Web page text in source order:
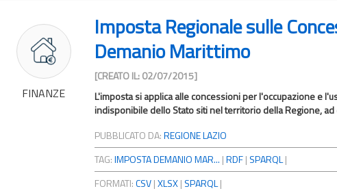
FINANZE
Imposta Regionale sulle
Demanio Marittimo
[CREATO IL: 02/07/2015]
L'imposta si applica alle concessioni per l'occupazione e
indisponibile dello Stato siti nel territorio della Regione, ad
PUBBLICATO DA:REGIONE LAZIO
TAG:IMPOSTA DEMANIO MAR... |RDF | SPARQL |
FORMATI:CSV |XLSX | SPARQL |